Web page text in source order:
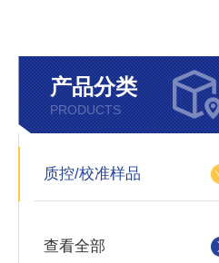
产品分类
PRODUCTS
质控/校准样品
查看全部